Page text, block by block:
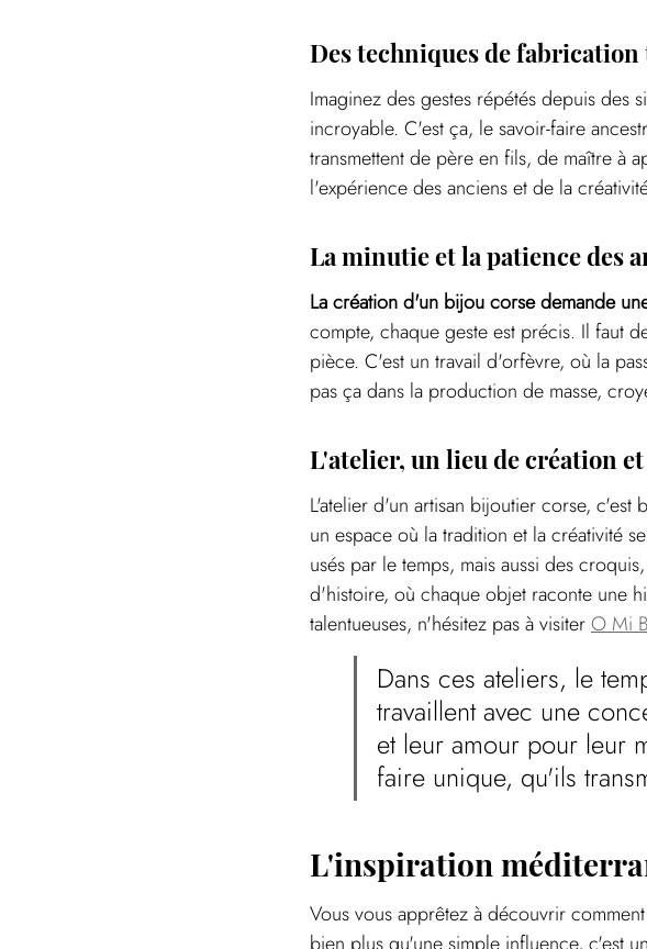
Des techniques de
Imaginez des gestes répétés depuis des
incroyable. C'est ça, le savoir-faire
transmettent de père en fils, de maître à
l'expérience des anciens et de la
La minutie et la patience des
La création d'un bijou corse demande
compte, chaque geste est précis. Il faut
pièce. C'est un travail d'orfèvre, où la
pas ça dans la production de masse,
L'atelier, un lieu de création
L'atelier d'un artisan bijoutier corse, c'est
un espace où la tradition et la créativité
usés par le temps, mais aussi des
d'histoire, où chaque objet raconte une
talentueuses, n'hésitez pas à visiter O Mi
Dans ces ateliers, le
travaillent avec une
et leur amour pour leur
faire unique, qu'ils
L'inspiration
Vous vous apprêtez à découvrir
bien plus qu'une simple influence, c'est